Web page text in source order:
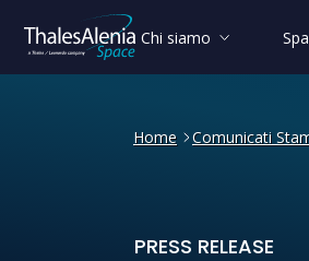
Chi siamo
Home Comunicati
PRESS RELEASE